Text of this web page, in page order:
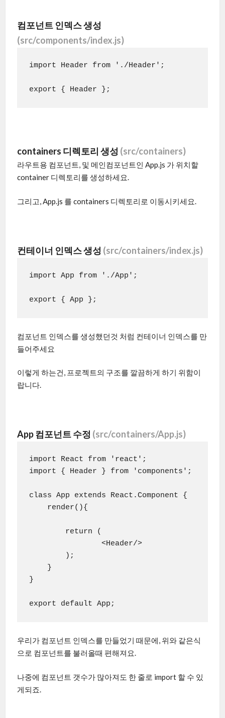
컴포넌트 인덱스 생성
(src/components/index.js)
import Header from './Header';
containers 디렉토리 생성 (src/containers)
라우트용 컴포넌트, 및 메인컴포넌트인 App.js 가 위치할
container 디렉토리를 생성하세요.
그리고, App.js 를 containers 디렉토리로 이동시키세요.
컨테이너 인덱스 생성 (src/containers/index.js)
import App from './App';
export { App };
컴포넌트 인덱스를 생성했던것 처럼 컨테이너 인덱스를 만
들어주세요
이렇게 하는건, 프로젝트의 구조를 깔끔하게 하기 위함이
랍니다.
App 컴포넌트 수정 (src/containers/App.js)
import React from 'react';
import { Header } from 'components';
class App extends React.Component {
    render(){
        return (
                <Header/>
        );
    }
}
우리가 컴포넌트 인덱스를 만들었기 때문에, 위와 같은식
으로 컴포넌트를 불러올때 편해져요.
나중에 컴포넌트 갯수가 많아져도 한 줄로 import 할 수 있
게되죠.